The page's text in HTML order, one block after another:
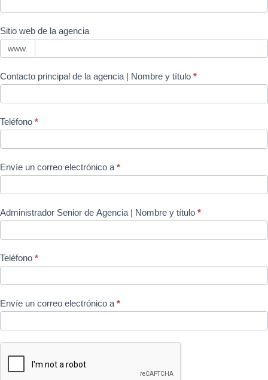
Sitio web de la agencia
www.
Contacto principal de la agencia | Nombre y título *
Teléfono *
Envíe un correo electrónico a *
Administrador Senior de Agencia | Nombre y título *
Teléfono *
Envíe un correo electrónico a *